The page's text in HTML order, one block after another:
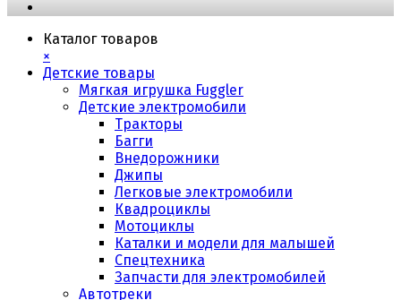
Каталог товаров
×
Детские товары
Мягкая игрушка Fuggler
Детские электромобили
Тракторы
Багги
Внедорожники
Джипы
Легковые электромобили
Квадроциклы
Мотоциклы
Каталки и модели для малышей
Спецтехника
Запчасти для электромобилей
Автотреки